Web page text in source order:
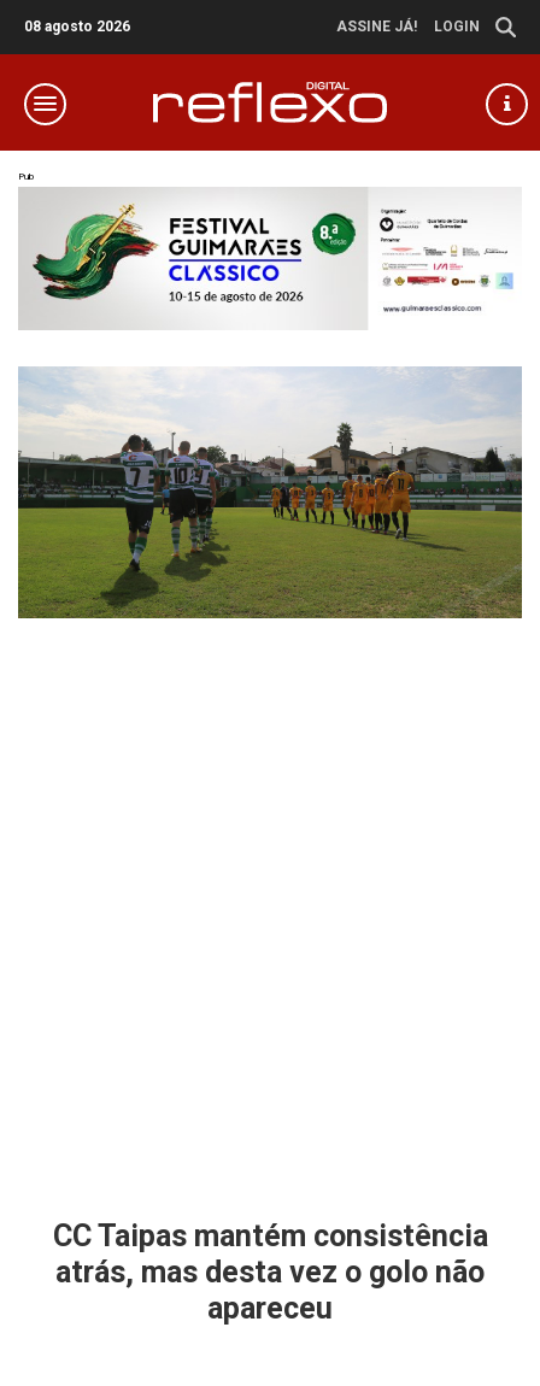
08 agosto 2026 ASSINE JÁ! LOGIN
Pub
CC Taipas mantém consistência
atrás, mas desta vez o golo não
apareceu